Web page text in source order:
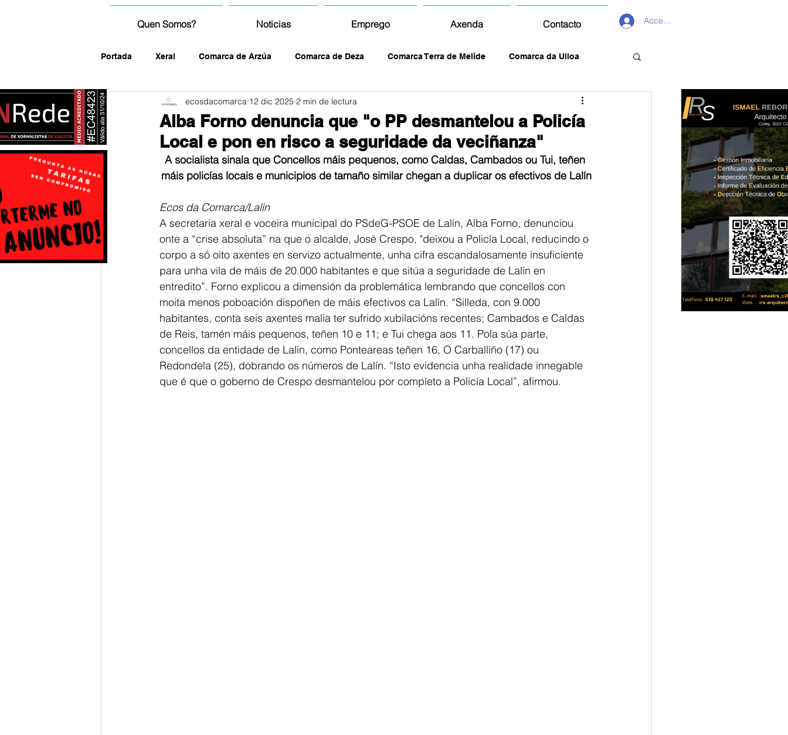
Quen Somos? Noticias Emprego Axenda Contacto Acceder
Portada Xeral Comarca de Arzúa Comarca de Deza Comarca Terra de Melide Comarca da Ulloa
fotografía
Alba Forno denuncia que "o PP desmantelou a Policía
Local e pon en risco a seguridade da veciñanza"
ecosdacomarca 12 dic 2025 2 min de lectura
A socialista sinala que Concellos máis pequenos, como Caldas, Cambados ou Tui, teñen
máis policías locais e municipios de tamaño similar chegan a duplicar os efectivos de Lalín
Ecos da Comarca/Lalín
A secretaria xeral e voceira municipal do PSdeG-PSOE de Lalín, Alba Forno, denunciou
onte a “crise absoluta” na que o alcalde, José Crespo, "deixou a Policía Local, reducindo o
corpo a só oito axentes en servizo actualmente, unha cifra escandalosamente insuficiente
para unha vila de máis de 20.000 habitantes e que sitúa a seguridade de Lalín en
entredito”. Forno explicou a dimensión da problemática lembrando que concellos con
moita menos poboación dispoñen de máis efectivos ca Lalín. “Silleda, con 9.000
habitantes, conta seis axentes malia ter sufrido xubilacións recentes; Cambados e Caldas
de Reis, tamén máis pequenos, teñen 10 e 11; e Tui chega aos 11. Pola súa parte,
concellos da entidade de Lalín, como Ponteareas teñen 16, O Carballiño (17) ou
Redondela (25), dobrando os números de Lalín. “Isto evidencia unha realidade innegable
que é que o goberno de Crespo desmantelou por completo a Policía Local”, afirmou.